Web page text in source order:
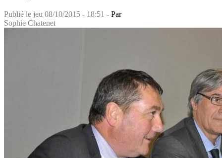
Publié le jeu 08/10/2015 - 18:51 - Par
Sophie Chatenet